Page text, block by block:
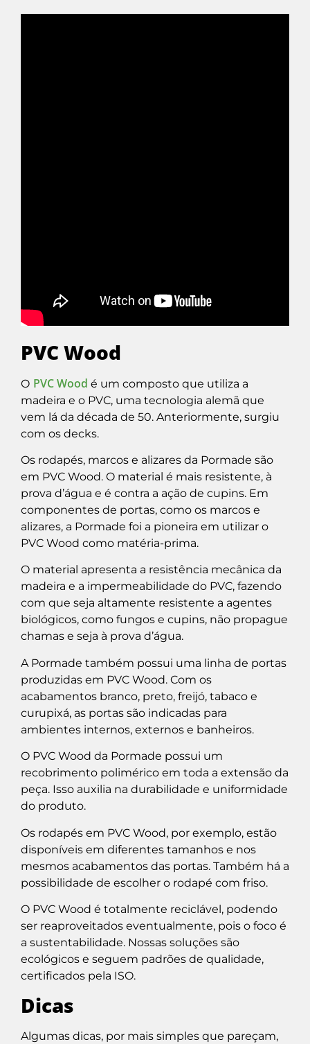
PVC Wood
O PVC Wood é um composto que utiliza a
madeira e o PVC, uma tecnologia alemã que
vem lá da década de 50. Anteriormente, surgiu
com os decks.
Os rodapés, marcos e alizares da Pormade são
em PVC Wood. O material é mais resistente, à
prova d’água e é contra a ação de cupins. Em
componentes de portas, como os marcos e
alizares, a Pormade foi a pioneira em utilizar o
PVC Wood como matéria-prima.
O material apresenta a resistência mecânica da
madeira e a impermeabilidade do PVC, fazendo
com que seja altamente resistente a agentes
biológicos, como fungos e cupins, não propague
chamas e seja à prova d’água.
A Pormade também possui uma linha de portas
produzidas em PVC Wood. Com os
acabamentos branco, preto, freijó, tabaco e
curupixá, as portas são indicadas para
ambientes internos, externos e banheiros.
O PVC Wood da Pormade possui um
recobrimento polimérico em toda a extensão da
peça. Isso auxilia na durabilidade e uniformidade
do produto.
Os rodapés em PVC Wood, por exemplo, estão
disponíveis em diferentes tamanhos e nos
mesmos acabamentos das portas. Também há a
possibilidade de escolher o rodapé com friso.
O PVC Wood é totalmente reciclável, podendo
ser reaproveitados eventualmente, pois o foco é
a sustentabilidade. Nossas soluções são
ecológicos e seguem padrões de qualidade,
certificados pela ISO.
Dicas
Algumas dicas, por mais simples que pareçam,